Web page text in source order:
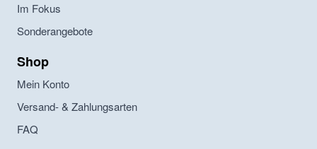
Im Fokus
Sonderangebote
Shop
Mein Konto
Versand- & Zahlungsarten
FAQ